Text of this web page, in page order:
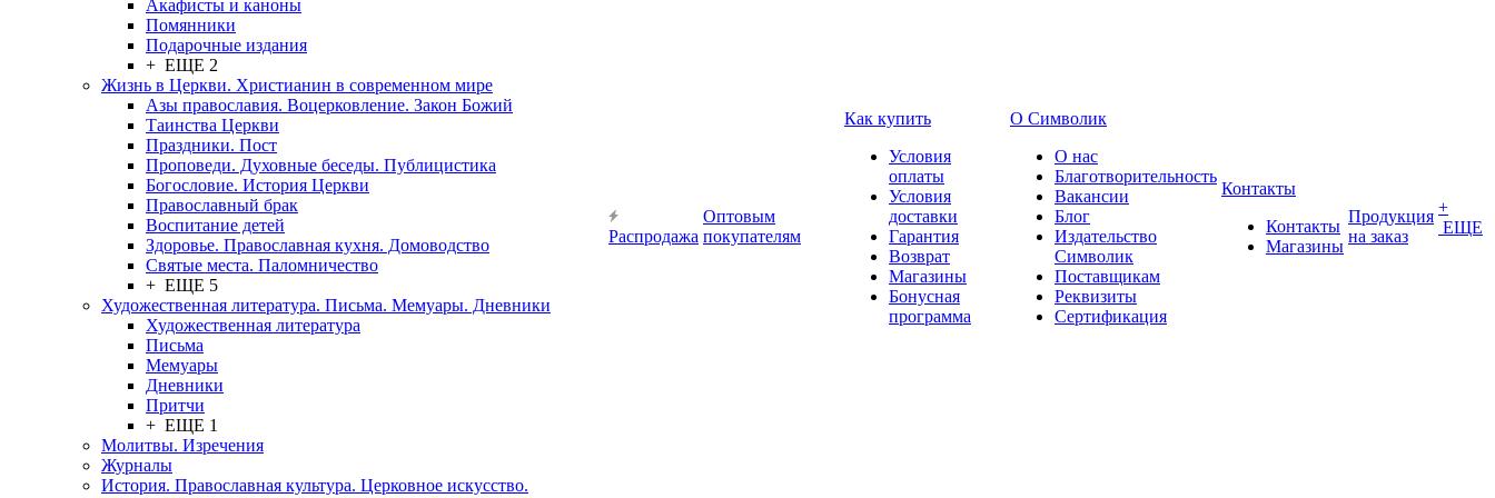
Акафисты и каноны
Помянники
Подарочные издания
+ ЕЩЕ 2
Жизнь в Церкви. Христианин в современном мире
Азы православия. Воцерковление. Закон Божий
Таинства Церкви
Праздники. Пост
Проповеди. Духовные беседы. Публицистика
Богословие. История Церкви
Православный брак
Воспитание детей
Здоровье. Православная кухня. Домоводство
Святые места. Паломничество
+ ЕЩЕ 5
Художественная литература. Письма. Мемуары. Дневники
Художественная литература
Письма
Мемуары
Дневники
Притчи
+ ЕЩЕ 1
Молитвы. Изречения
Журналы
История. Православная культура. Церковное искусство.
Распродажа
Оптовым
покупателям
Как купить
Условия
оплаты
Условия
доставки
Гарантия
Возврат
Магазины
Бонусная
программа
О Символик
О нас
Благотворительность
Вакансии
Блог
Издательство
Символик
Поставщикам
Реквизиты
Сертификация
Контакты
Контакты
Магазины
Продукция
на заказ
+
ЕЩЕ